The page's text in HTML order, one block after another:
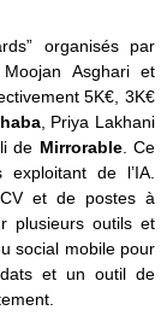
organisés par
Asghari et
5K€, 3K€
, Priya Lakhani
de Mirrorable. Ce
de l’IA.
et de postes à
plusieurs outils et
social mobile pour
et un outil de